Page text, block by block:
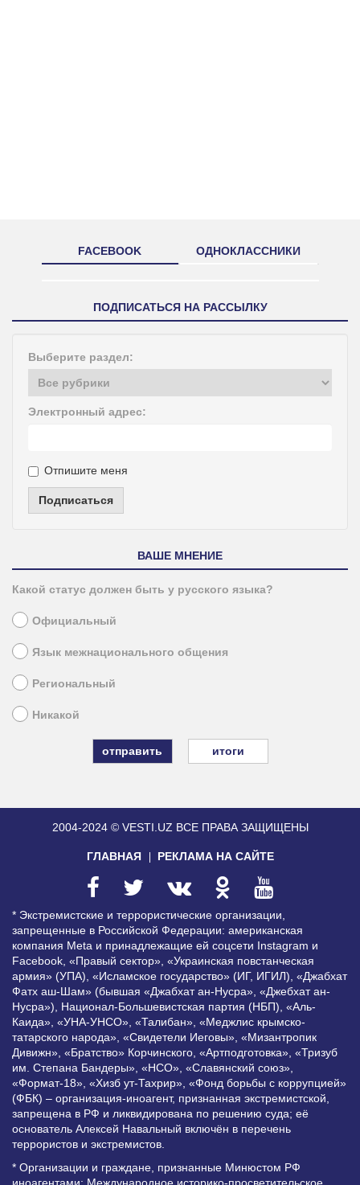
FACEBOOK ОДНОКЛАССНИКИ
ПОДПИСАТЬСЯ НА РАССЫЛКУ
Выберите раздел:
Электронный адрес:
Отпишите меня
Подписаться
ВАШЕ МНЕНИЕ
Какой статус должен быть у русского языка?
Официальный
Язык межнационального общения
Региональный
Никакой
итоги
2004-2024 © VESTI.UZ ВСЕ ПРАВА ЗАЩИЩЕНЫ
ГЛАВНАЯ РЕКЛАМА НА САЙТЕ
* Экстремистские и террористические организации,
запрещенные в Российской Федерации: американская
компания Meta и принадлежащие ей соцсети Instagram и
Facebook, «Правый сектор», «Украинская повстанческая
армия» (УПА), «Исламское государство» (ИГ, ИГИЛ), «Джабхат
Фатх аш-Шам» (бывшая «Джабхат ан-Нусра», «Джебхат ан-
Нусра»), Национал-Большевистская партия (НБП), «Аль-
Каида», «УНА-УНСО», «Талибан», «Меджлис крымско-
татарского народа», «Свидетели Иеговы», «Мизантропик
Дивижн», «Братство» Корчинского, «Артподготовка», «Тризуб
им. Степана Бандеры», «НСО», «Славянский союз»,
«Формат-18», «Хизб ут-Тахрир», «Фонд борьбы с коррупцией»
(ФБК) – организация-иноагент, признанная экстремистской,
запрещена в РФ и ликвидирована по решению суда; её
основатель Алексей Навальный включён в перечень
террористов и экстремистов.
* Организации и граждане, признанные Минюстом РФ
иноагентами: Международное историко-просветительское,